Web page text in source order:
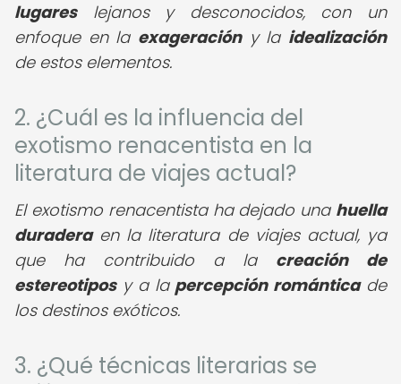
lugareslejanos y desconocidos, con un
enfoque en la exageracióny la idealización
de estos elementos.
2. ¿Cuál es la influencia del
exotismo renacentista en la
literatura de viajes actual?
El exotismo renacentista ha dejado una huella
duraderaen la literatura de viajes actual, ya
que ha contribuido a la creación de
estereotiposy a la percepción románticade
los destinos exóticos.
3. ¿Qué técnicas literarias se